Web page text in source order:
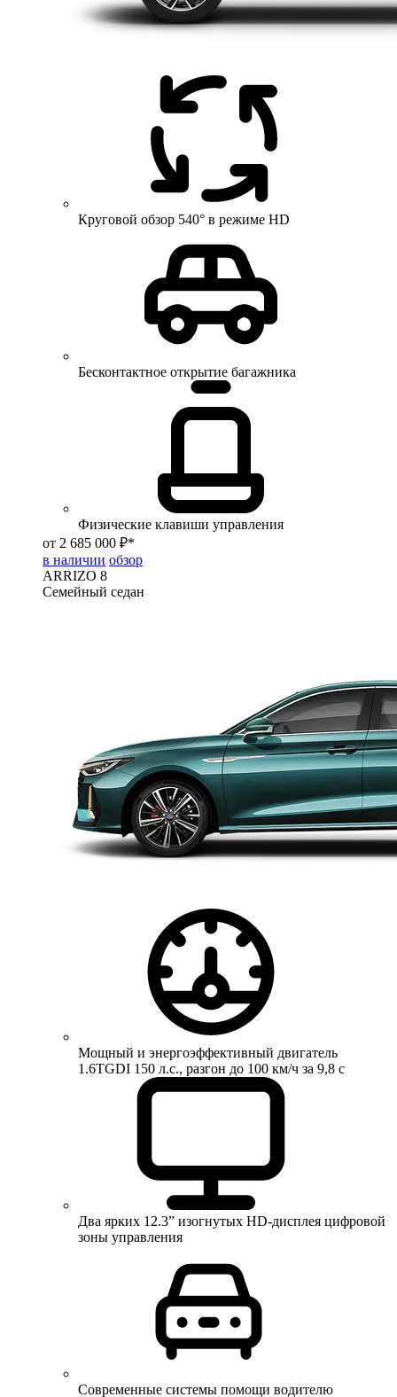
Круговой обзор 540° в режиме HD
Бесконтактное открытие багажника
Физические клавиши управления
от 2 685 000 ₽*
в наличии обзор
ARRIZO 8
Семейный седан
Мощный и энергоэффективный двигатель
1.6TGDI 150 л.с., разгон до 100 км/ч за 9,8 с
Два ярких 12.3” изогнутых HD-дисплея цифровой
зоны управления
Современные системы помощи водителю